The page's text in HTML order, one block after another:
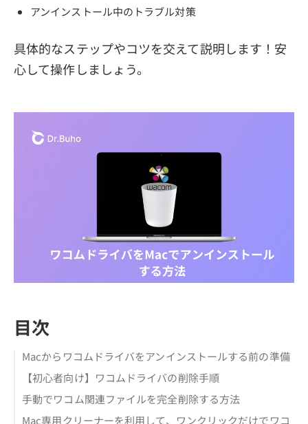
アンインストール中のトラブル対策
具体的なステップやコツを交えて説明します！安
心して操作しましょう。
目次
Macからワコムドライバをアンインストールする前の準備
【初心者向け】ワコムドライバの削除手順
手動でワコム関連ファイルを完全削除する方法
Mac専用クリーナーを利用して、ワンクリックだけでワコ